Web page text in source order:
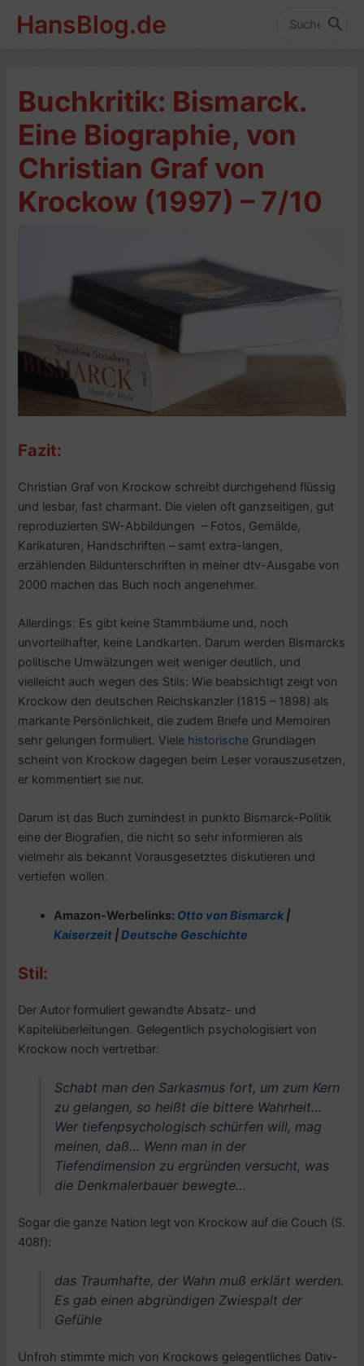
InhaltHansBlog.de
Search
Buchkritik: Bismarck.
Eine Biographie, von
Christian Graf von
Krockow (1997) – 7/10
Fazit:
Christian Graf von Krockow schreibt durchgehend flüssig
und lesbar, fast charmant. Die vielen oft ganzseitigen, gut
reproduzierten SW-Abbildungen – Fotos, Gemälde,
Karikaturen, Handschriften – samt extra-langen,
erzählenden Bildunterschriften in meiner dtv-Ausgabe von
2000 machen das Buch noch angenehmer.
Allerdings: Es gibt keine Stammbäume und, noch
unvorteilhafter, keine Landkarten. Darum werden Bismarcks
politische Umwälzungen weit weniger deutlich, und
vielleicht auch wegen des Stils: Wie beabsichtigt zeigt von
Krockow den deutschen Reichskanzler (1815 – 1898) als
markante Persönlichkeit, die zudem Briefe und Memoiren
sehr gelungen formuliert. Viele historische Grundlagen
scheint von Krockow dagegen beim Leser vorauszusetzen,
er kommentiert sie nur.
Darum ist das Buch zumindest in punkto Bismarck-Politik
eine der Biografien, die nicht so sehr informieren als
vielmehr als bekannt Vorausgesetztes diskutieren und
vertiefen wollen.
Amazon-Werbelinks: Otto von Bismarck|
Kaiserzeit |Deutsche Geschichte
Stil:
Der Autor formuliert gewandte Absatz- und
Kapitelüberleitungen. Gelegentlich psychologisiert von
Krockow noch vertretbar:
Schabt man den Sarkasmus fort, um zum Kern
zu gelangen, so heißt die bittere Wahrheit…
Wer tiefenpsychologisch schürfen will, mag
meinen, daß… Wenn man in der
Tiefendimension zu ergründen versucht, was
die Denkmalerbauer bewegte…
Sogar die ganze Nation legt von Krockow auf die Couch (S.
408f):
das Traumhafte, der Wahn muß erklärt werden.
Es gab einen abgründigen Zwiespalt der
Gefühle
Unfroh stimmte mich von Krockows gelegentliches Dativ-